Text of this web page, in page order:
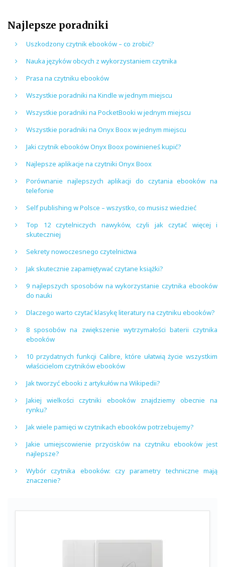
Najlepsze poradniki
Uszkodzony czytnik ebooków – co zrobić?
Nauka języków obcych z wykorzystaniem czytnika
Prasa na czytniku ebooków
Wszystkie poradniki na Kindle w jednym miejscu
Wszystkie poradniki na PocketBooki w jednym miejscu
Wszystkie poradniki na Onyx Boox w jednym miejscu
Jaki czytnik ebooków Onyx Boox powinieneś kupić?
Najlepsze aplikacje na czytniki Onyx Boox
Porównanie najlepszych aplikacji do czytania ebooków na
telefonie
Self publishing w Polsce – wszystko, co musisz wiedzieć
Top 12 czytelniczych nawyków, czyli jak czytać więcej i
skuteczniej
Sekrety nowoczesnego czytelnictwa
Jak skutecznie zapamiętywać czytane książki?
9 najlepszych sposobów na wykorzystanie czytnika ebooków
do nauki
Dlaczego warto czytać klasykę literatury na czytniku ebooków?
8 sposobów na zwiększenie wytrzymałości baterii czytnika
ebooków
10 przydatnych funkcji Calibre, które ułatwią życie wszystkim
właścicielom czytników ebooków
Jak tworzyć ebooki z artykułów na Wikipedii?
Jakiej wielkości czytniki ebooków znajdziemy obecnie na
rynku?
Jak wiele pamięci w czytnikach ebooków potrzebujemy?
Jakie umiejscowienie przycisków na czytniku ebooków jest
najlepsze?
Wybór czytnika ebooków: czy parametry techniczne mają
znaczenie?